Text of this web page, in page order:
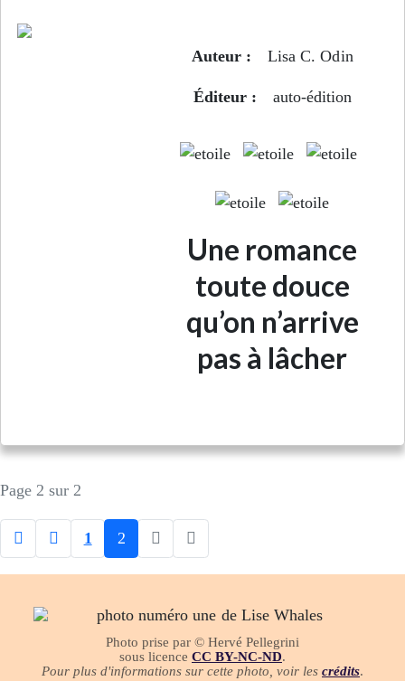
Auteur : Lisa C. Odin
Éditeur : auto-édition
Une romance
toute douce
qu’on n’arrive
pas à lâcher
Page 2 sur 2
1 2
Photo prise par © Hervé Pellegrini
sous licence CC BY-NC-ND.
Pour plus d'informations sur cette photo, voir les crédits.